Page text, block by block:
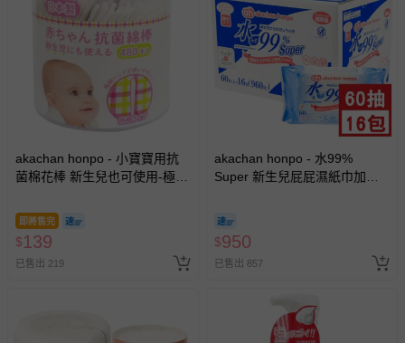
akachan honpo - 小寶寶用抗
菌棉花棒 新生兒也可使用-極細
即將售完
$139
已售出 219
akachan honpo - 水99%
Super 新生兒屁屁濕紙巾加厚
$950
已售出 857